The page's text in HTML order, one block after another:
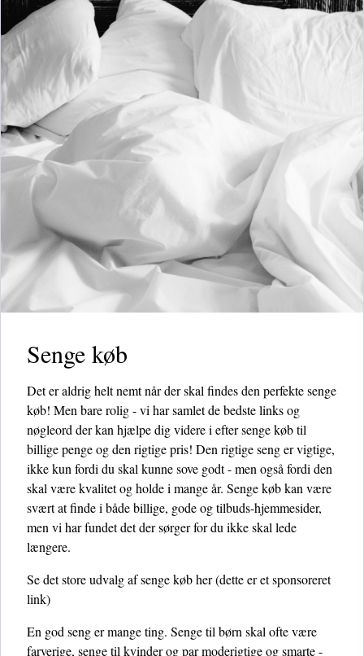
Senge køb
Det er aldrig helt nemt når der skal findes den perfekte senge
køb! Men bare rolig - vi har samlet de bedste links og
nøgleord der kan hjælpe dig videre i efter senge køb til
billige penge og den rigtige pris! Den rigtige seng er vigtige,
ikke kun fordi du skal kunne sove godt - men også fordi den
skal være kvalitet og holde i mange år. Senge køb kan være
svært at finde i både billige, gode og tilbuds-hjemmesider,
men vi har fundet det der sørger for du ikke skal lede
længere.
Se det store udvalg af senge køb her(dette er et sponsoreret
link)
En god seng er mange ting. Senge til børn skal ofte være
farverige, senge til kvinder og par moderigtige og smarte -